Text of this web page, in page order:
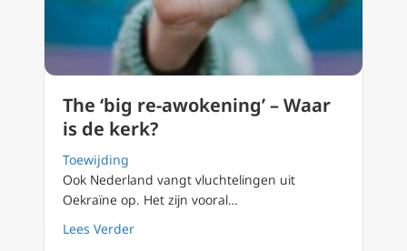
The ‘big re-awokening’ – Waar
is de kerk?
Toewijding
Ook Nederland vangt vluchtelingen uit
Oekraïne op. Het zijn vooral…
Lees Verderabout The ‘big re-awokening’ – Waar is de